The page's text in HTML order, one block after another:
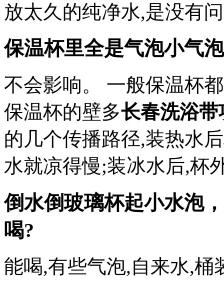
放太久的纯净水,是没有
保温杯里全是气泡小气
不会影响。 一般保温杯
保温杯的壁多长春洗浴
的几个传播路径,装热水
水就凉得慢;装冰水后,杯
倒水倒玻璃杯起小水泡
喝?
能喝,有些气泡,自来水,桶